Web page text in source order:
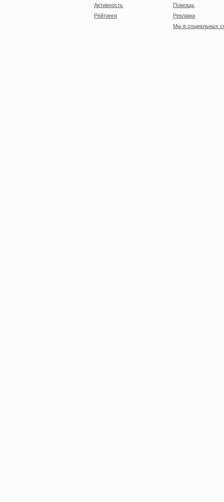
Активность
Рейтинги
Помощь
Реклама
Мы в социальных